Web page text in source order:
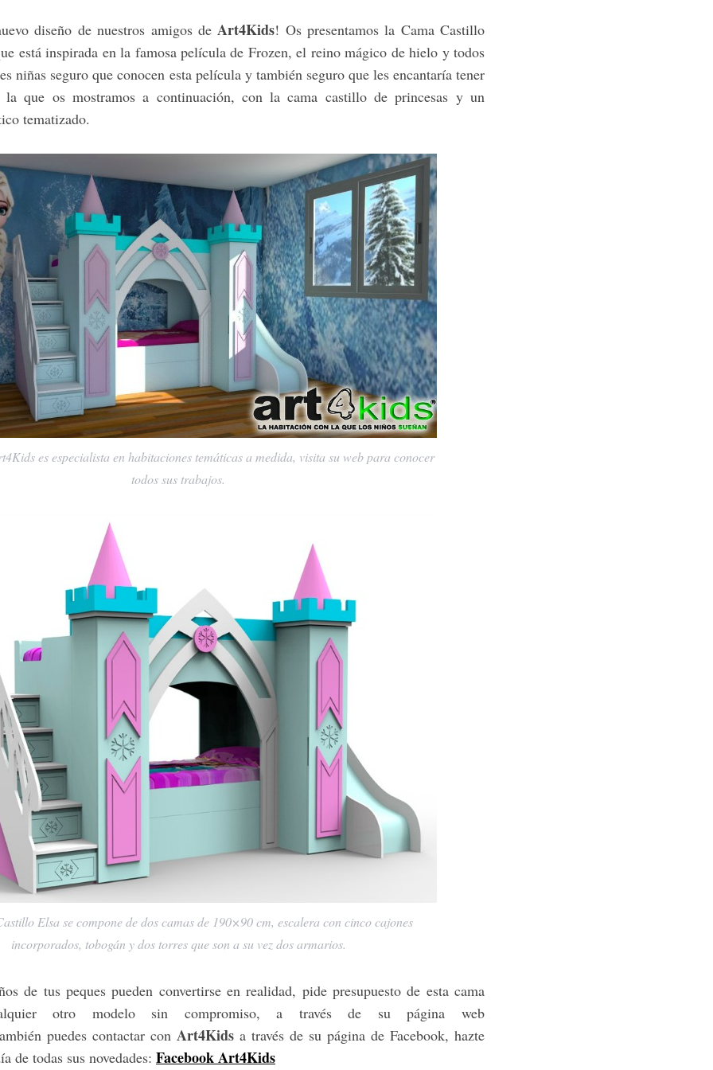
diseño de nuestros amigos deArt4Kids! Os presentamos la Cama Castillo
está inspirada en la famosa película de Frozen, el reino mágico de hielo y todos
niñas seguro que conocen esta película y también seguro que les encantaría tener
la que os mostramos a continuación, con la cama castillo de princesas y un
tematizado.
es especialista en habitaciones temáticas a medida, visita su web para conocer
todos sus trabajos.
Elsa se compone de dos camas de 190×90 cm, escalera con cinco cajones
incorporados, tobogán y dos torres que son a su vez dos armarios.
de tus peques pueden convertirse en realidad, pide presupuesto de esta cama
otro modelo sin compromiso, a través de su página web
puedes contactar con Art4Kids a través de su página de Facebook, hazte
de todas sus novedades: Facebook Art4Kids